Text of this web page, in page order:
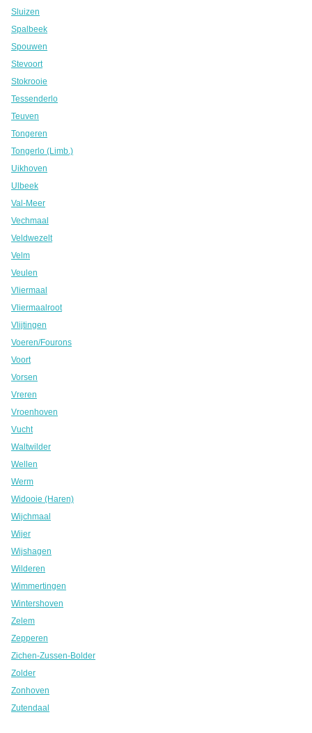
Sluizen
Spalbeek
Spouwen
Stevoort
Stokrooie
Tessenderlo
Teuven
Tongeren
Tongerlo (Limb.)
Uikhoven
Ulbeek
Val-Meer
Vechmaal
Veldwezelt
Velm
Veulen
Vliermaal
Vliermaalroot
Vlijtingen
Voeren/Fourons
Voort
Vorsen
Vreren
Vroenhoven
Vucht
Waltwilder
Wellen
Werm
Widooie (Haren)
Wijchmaal
Wijer
Wijshagen
Wilderen
Wimmertingen
Wintershoven
Zelem
Zepperen
Zichen-Zussen-Bolder
Zolder
Zonhoven
Zutendaal